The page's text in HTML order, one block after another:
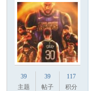
国
39
主题
39
帖子
117
积分